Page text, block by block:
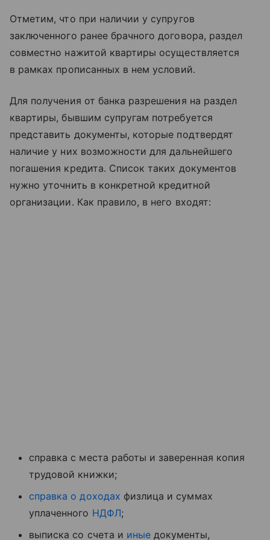
Отметим, что при наличии у супругов
заключенного ранее брачного договора, раздел
совместно нажитой квартиры осуществляется
в рамках прописанных в нем условий.
Для получения от банка разрешения на раздел
квартиры, бывшим супругам потребуется
представить документы, которые подтвердят
наличие у них возможности для дальнейшего
погашения кредита. Список таких документов
нужно уточнить в конкретной кредитной
организации. Как правило, в него входят:
справка с места работы и заверенная копия
трудовой книжки;
справка о доходах физлица и суммах
уплаченного НДФЛ;
выписка со счета и иные документы,